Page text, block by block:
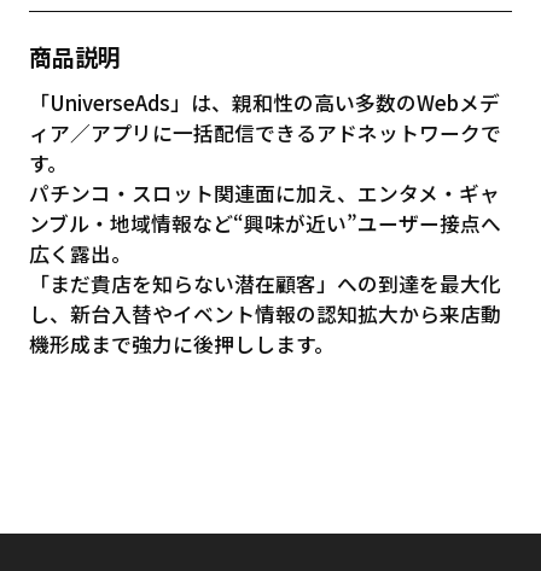
商品説明
「UniverseAds」は、親和性の高い多数のWebメデ
ィア／アプリに一括配信できるアドネットワークで
す。
パチンコ・スロット関連面に加え、エンタメ・ギャ
ンブル・地域情報など“興味が近い”ユーザー接点へ
広く露出。
「まだ貴店を知らない潜在顧客」への到達を最大化
し、新台入替やイベント情報の認知拡大から来店動
機形成まで強力に後押しします。